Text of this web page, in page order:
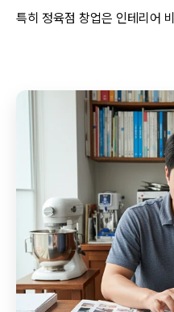
특히 정육점 창업은 인테리어